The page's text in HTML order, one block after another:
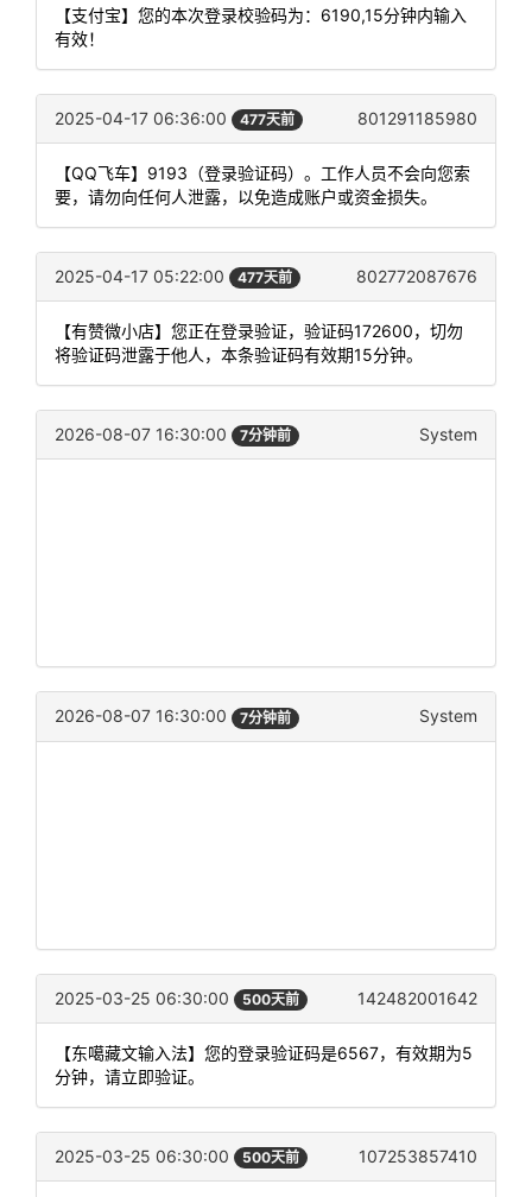
【支付宝】您的本次登录校验码为：6190,15分钟内输入
有效！
2025-04-17 06:36:00 477天前 801291185980
【QQ飞车】9193（登录验证码）。工作人员不会向您索
要，请勿向任何人泄露，以免造成账户或资金损失。
2025-04-17 05:22:00 477天前 802772087676
【有赞微小店】您正在登录验证，验证码172600，切勿
将验证码泄露于他人，本条验证码有效期15分钟。
2026-08-07 16:30:00 7分钟前 System
2026-08-07 16:30:00 7分钟前 System
2025-03-25 06:30:00 500天前 142482001642
【东噶藏文输入法】您的登录验证码是6567，有效期为5
分钟，请立即验证。
2025-03-25 06:30:00 500天前 107253857410